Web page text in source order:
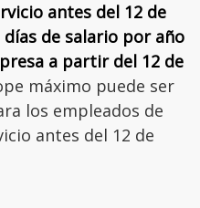
antes del 12 de
de salario por año
a partir del 12 de
máximo puede ser
los empleados de
antes del 12 de